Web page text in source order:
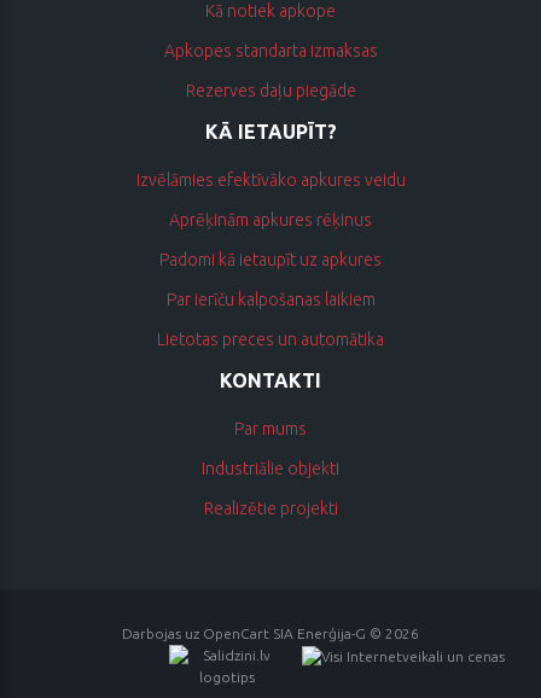
Kā notiek apkope
Apkopes standarta izmaksas
Rezerves daļu piegāde
KĀ IETAUPĪT?
Izvēlāmies efektīvāko apkures veidu
Aprēķinām apkures rēķinus
Padomi kā ietaupīt uz apkures
Par ierīču kalpošanas laikiem
Lietotas preces un automātika
KONTAKTI
Par mums
Industriālie objekti
Realizētie projekti
Darbojas uz OpenCart SIA Enerģija-G © 2026